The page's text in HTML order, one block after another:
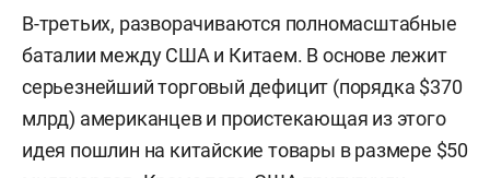
В-третьих, разворачиваются полномасштабные
баталии между США и Китаем. В основе лежит
серьезнейший торговый дефицит (порядка $370
млрд) американцев и проистекающая из этого
идея пошлин на китайские товары в размере $50